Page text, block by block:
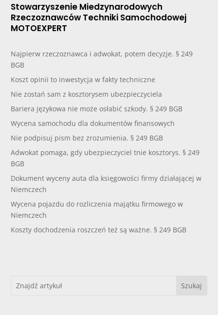
Stowarzyszenie Miedzynarodowych
Rzeczoznawców Techniki Samochodowej
MOTOEXPERT
Najpierw rzeczoznawca i adwokat, potem decyzje. § 249
BGB
Koszt opinii to inwestycja w fakty techniczne
Nie zostań sam z kosztorysem ubezpieczyciela
Bariera językowa nie może osłabić szkody. § 249 BGB
Wycena samochodu dla dokumentów finansowych
Nie podpisuj pism bez zrozumienia. § 249 BGB
Adwokat pomaga, gdy ubezpieczyciel tnie kosztorys. § 249
BGB
Dokument wyceny auta dla księgowości firmy działającej w
Niemczech
Wycena pojazdu do rozliczenia majątku firmowego w
Niemczech
Koszty dochodzenia roszczeń też są ważne. § 249 BGB